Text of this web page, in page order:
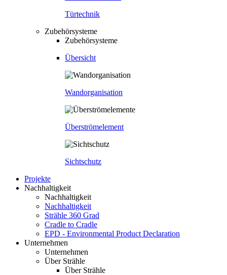
Türtechnik
Zubehörsysteme
Zubehörsysteme
Übersicht
Wandorganisation
Überströmelement
Sichtschutz
Projekte
Nachhaltigkeit
Nachhaltigkeit
Nachhaltigkeit
Strähle 360 Grad
Cradle to Cradle
EPD - Environmental Product Declaration
Unternehmen
Unternehmen
Über Strähle
Über Strähle